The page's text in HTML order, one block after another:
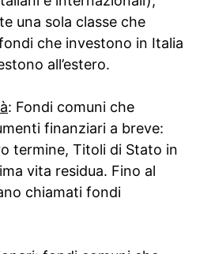
una sola classe che
che investono in Italia
all’estero.
: Fondi comuni che
finanziari a breve:
termine, Titoli di Stato in
vita residua. Fino al
chiamati fondi